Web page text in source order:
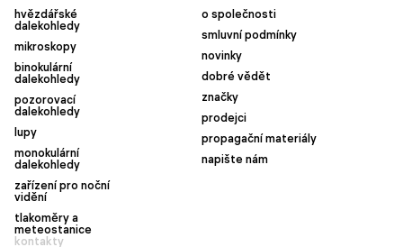
hvězdářské
dalekohledy
mikroskopy
binokulární
dalekohledy
pozorovací
dalekohledy
lupy
monokulární
dalekohledy
zařízení pro noční
vidění
tlakoměry a
meteostanice
o společnosti
smluvní podmínky
novinky
dobré vědět
značky
prodejci
propagační materiály
napište nám
kontakty